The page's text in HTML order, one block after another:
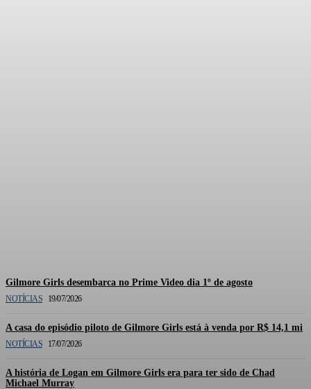
Gilmore Girls desembarca no Prime Video dia 1º de agosto
NOTÍCIAS 19/07/2026
A casa do episódio piloto de Gilmore Girls está à venda por R$ 14,1 mi
NOTÍCIAS 17/07/2026
A história de Logan em Gilmore Girls era para ter sido de Chad
Michael Murray